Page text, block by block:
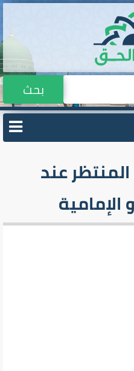
بحث
عند